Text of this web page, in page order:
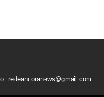
redeancoranews@gmail.com